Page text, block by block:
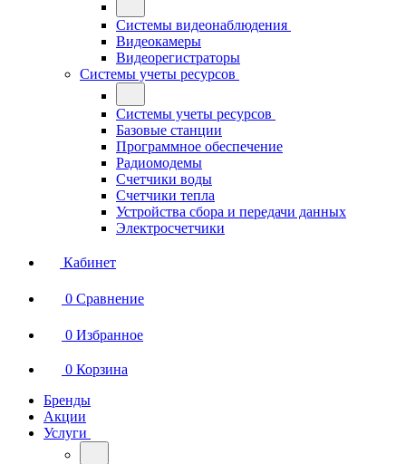
Системы видеонаблюдения
Видеокамеры
Видеорегистраторы
Системы учеты ресурсов
Системы учеты ресурсов
Базовые станции
Программное обеспечение
Радиомодемы
Счетчики воды
Счетчики тепла
Устройства сбора и передачи данных
Электросчетчики
Кабинет
0 Сравнение
0 Избранное
0 Корзина
Бренды
Акции
Услуги